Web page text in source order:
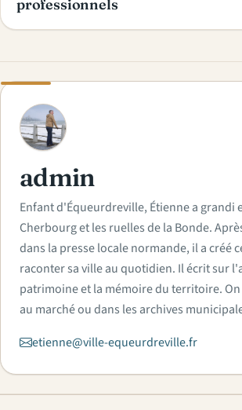
professionnels
A
admin
Enfant d'Équeurdreville, Étienne a grandi
Cherbourg et les ruelles de la Bonde.
dans la presse locale normande, il a créé
raconter sa ville au quotidien. Il écrit sur
patrimoine et la mémoire du territoire.
au marché ou dans les archives
etienne@ville-equeurdreville.fr